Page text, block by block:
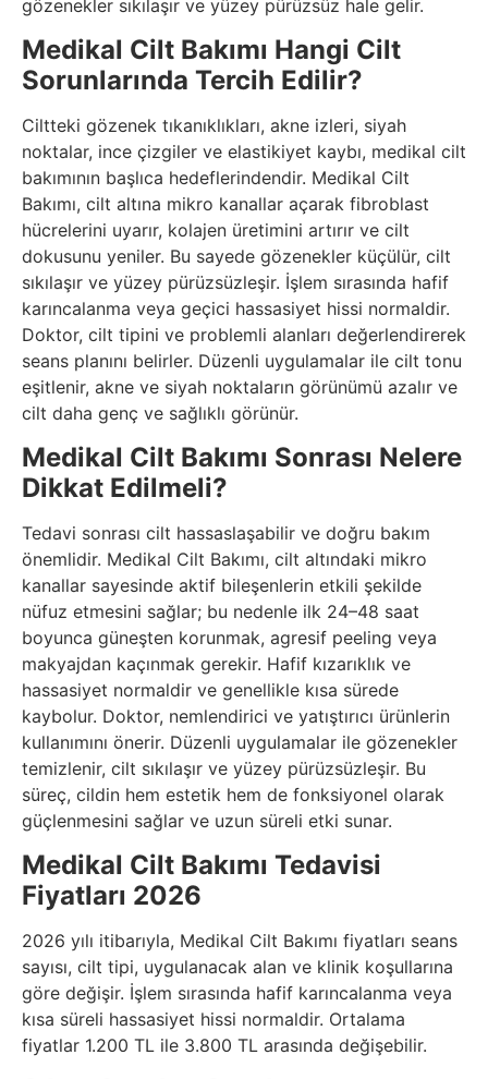
gözenekler sıkılaşır ve yüzey pürüzsüz hale gelir.
Medikal Cilt Bakımı Hangi Cilt
Sorunlarında Tercih Edilir?
Ciltteki gözenek tıkanıklıkları, akne izleri, siyah
noktalar, ince çizgiler ve elastikiyet kaybı, medikal cilt
bakımının başlıca hedeflerindendir. Medikal Cilt
Bakımı, cilt altına mikro kanallar açarak fibroblast
hücrelerini uyarır, kolajen üretimini artırır ve cilt
dokusunu yeniler. Bu sayede gözenekler küçülür, cilt
sıkılaşır ve yüzey pürüzsüzleşir. İşlem sırasında hafif
karıncalanma veya geçici hassasiyet hissi normaldir.
Doktor, cilt tipini ve problemli alanları değerlendirerek
seans planını belirler. Düzenli uygulamalar ile cilt tonu
eşitlenir, akne ve siyah noktaların görünümü azalır ve
cilt daha genç ve sağlıklı görünür.
Medikal Cilt Bakımı Sonrası Nelere
Dikkat Edilmeli?
Tedavi sonrası cilt hassaslaşabilir ve doğru bakım
önemlidir. Medikal Cilt Bakımı, cilt altındaki mikro
kanallar sayesinde aktif bileşenlerin etkili şekilde
nüfuz etmesini sağlar; bu nedenle ilk 24–48 saat
boyunca güneşten korunmak, agresif peeling veya
makyajdan kaçınmak gerekir. Hafif kızarıklık ve
hassasiyet normaldir ve genellikle kısa sürede
kaybolur. Doktor, nemlendirici ve yatıştırıcı ürünlerin
kullanımını önerir. Düzenli uygulamalar ile gözenekler
temizlenir, cilt sıkılaşır ve yüzey pürüzsüzleşir. Bu
süreç, cildin hem estetik hem de fonksiyonel olarak
güçlenmesini sağlar ve uzun süreli etki sunar.
Medikal Cilt Bakımı Tedavisi
Fiyatları 2026
2026 yılı itibarıyla, Medikal Cilt Bakımı fiyatları seans
sayısı, cilt tipi, uygulanacak alan ve klinik koşullarına
göre değişir. İşlem sırasında hafif karıncalanma veya
kısa süreli hassasiyet hissi normaldir. Ortalama
fiyatlar 1.200 TL ile 3.800 TL arasında değişebilir.